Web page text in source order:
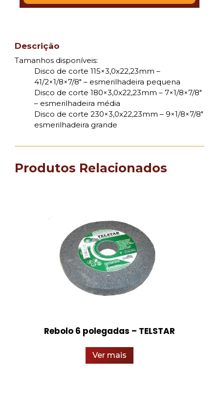
Descrição
Tamanhos disponíveis:
Disco de corte 115×3,0x22,23mm –
41/2×1/8×7/8″ – esmerilhadeira pequena
Disco de corte 180×3,0x22,23mm – 7×1/8×7/8″
– esmerilhadeira média
Disco de corte 230×3,0x22,23mm – 9×1/8×7/8″
esmerilhadeira grande
Produtos Relacionados
Rebolo 6 polegadas – TELSTAR
Ver mais